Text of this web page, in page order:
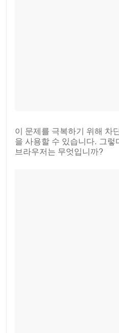
이 문제를 극복하기 위해 차
을 사용할 수 있습니다. 그렇
브라우저는 무엇입니까?